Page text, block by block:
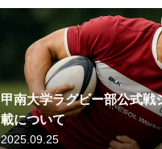
甲南大学ラグビー部公式戦
載について
2025.09.25